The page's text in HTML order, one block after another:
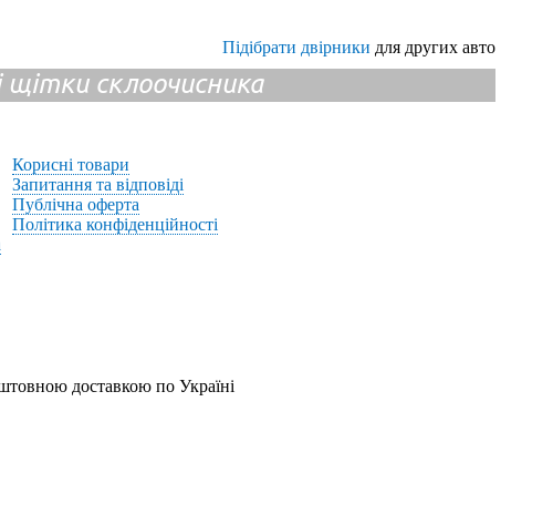
Підібрати двірники для других авто
щітки склоочисника
Корисні товари
Запитання та відповіді
Публічна оферта
Політика конфіденційності
доставкою по Україні